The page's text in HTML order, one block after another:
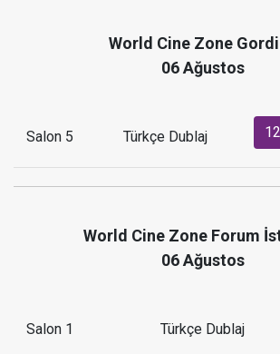
World Cine Zone
06 Ağustos
Salon 5 Türkçe Dublaj
World Cine Zone Forum
06 Ağustos
Salon 1 Türkçe Dublaj